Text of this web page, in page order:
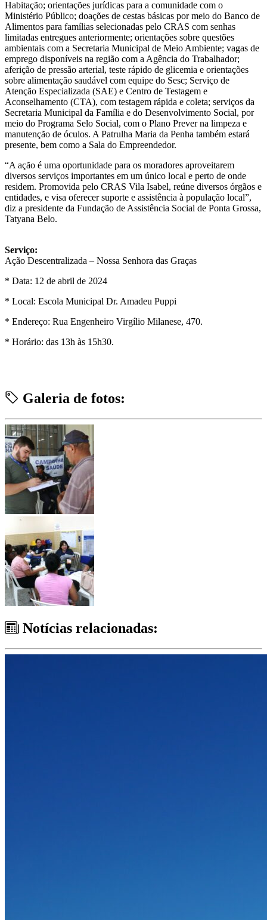
Habitação; orientações jurídicas para a comunidade com o
Ministério Público; doações de cestas básicas por meio do Banco de
Alimentos para famílias selecionadas pelo CRAS com senhas
limitadas entregues anteriormente; orientações sobre questões
ambientais com a Secretaria Municipal de Meio Ambiente; vagas de
emprego disponíveis na região com a Agência do Trabalhador;
aferição de pressão arterial, teste rápido de glicemia e orientações
sobre alimentação saudável com equipe do Sesc; Serviço de
Atenção Especializada (SAE) e Centro de Testagem e
Aconselhamento (CTA), com testagem rápida e coleta; serviços da
Secretaria Municipal da Família e do Desenvolvimento Social, por
meio do Programa Selo Social, com o Plano Prever na limpeza e
manutenção de óculos. A Patrulha Maria da Penha também estará
presente, bem como a Sala do Empreendedor.
“A ação é uma oportunidade para os moradores aproveitarem
diversos serviços importantes em um único local e perto de onde
residem. Promovida pelo CRAS Vila Isabel, reúne diversos órgãos e
entidades, e visa oferecer suporte e assistência à população local”,
diz a presidente da Fundação de Assistência Social de Ponta Grossa,
Tatyana Belo.
Serviço:
Ação Descentralizada – Nossa Senhora das Graças
* Data: 12 de abril de 2024
* Local: Escola Municipal Dr. Amadeu Puppi
* Endereço: Rua Engenheiro Virgílio Milanese, 470.
* Horário: das 13h às 15h30.
Galeria de fotos:
Notícias relacionadas: